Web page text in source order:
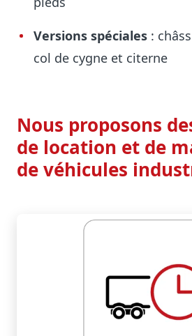
Versions spéciales :
col de cygne et citerne
Nous proposons
de location et de
de véhicules